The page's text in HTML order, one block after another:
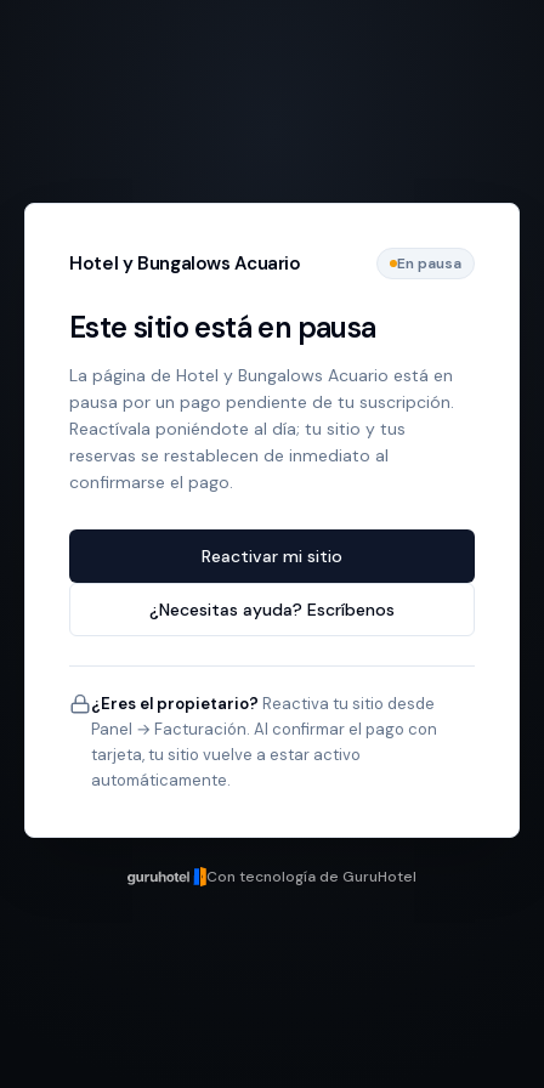
Hotel y Bungalows Acuario En pausa
Este sitio está en pausa
La página de Hotel y Bungalows Acuario está en
pausa por un pago pendiente de tu suscripción.
Reactívala poniéndote al día; tu sitio y tus
reservas se restablecen de inmediato al
confirmarse el pago.
Reactivar mi sitio
¿Necesitas ayuda? Escríbenos
¿Eres el propietario? Reactiva tu sitio desde
Panel → Facturación. Al confirmar el pago con
tarjeta, tu sitio vuelve a estar activo
automáticamente.
Con tecnología de GuruHotel